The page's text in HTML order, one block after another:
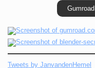
Gumroad
Tweets by JanvandenHemel